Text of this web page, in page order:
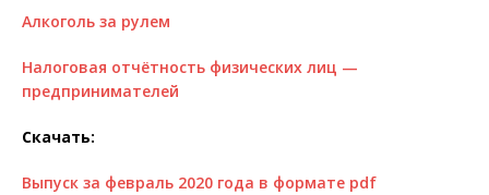
Алкоголь за рулем
Налоговая отчётность физических лиц —
предпринимателей
Скачать:
Выпуск за февраль 2020 года в формате pdf